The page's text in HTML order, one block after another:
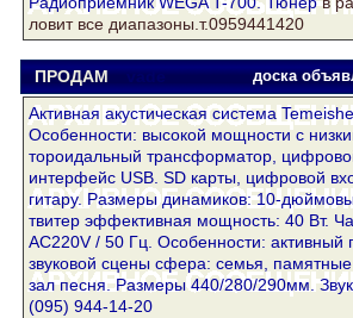
ловит все диапазоны.т.0959441420
ПРОДАМ vade доска
Активная акустическая система
Особенности: высокой мощности с
тороидальный трансформатор,
интерфейс USB. SD карты, цифровой
гитару. Размеры динамиков: 10-
твитер эффективная мощность: 40 Вт.
AC220V / 50 Гц. Особенности:
звуковой сцены сфера: семья,
зал песня. Размеры 440/280/290мм.
(095) 944-14-20